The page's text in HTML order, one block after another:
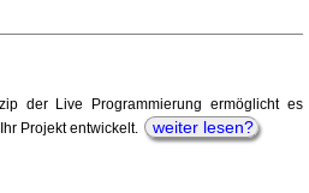
der Live Programmierung ermöglicht es
Projekt entwickelt.
weiter lesen?